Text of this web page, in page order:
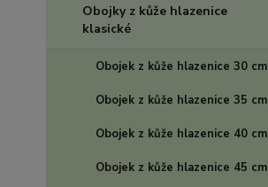
Obojky z kůže hlazenice
klasické
Obojek z kůže hlazenice 30 cm
Obojek z kůže hlazenice 35 cm
Obojek z kůže hlazenice 40 cm
Obojek z kůže hlazenice 45 cm